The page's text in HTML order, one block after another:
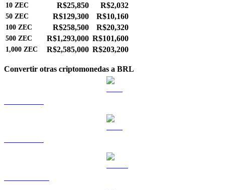
10 ZEC R$25,850 R$2,032
50 ZEC R$129,300 R$10,160
100 ZEC R$258,500 R$20,320
500 ZEC R$1,293,000 R$101,600
1,000 ZEC R$2,585,000 R$203,200
Convertir otras criptomonedas a BRL